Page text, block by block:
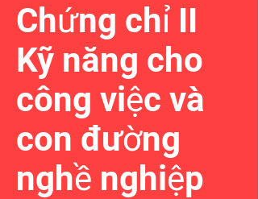
Chứng chỉ II
Kỹ năng cho
công việc và
con đường
nghề nghiệp